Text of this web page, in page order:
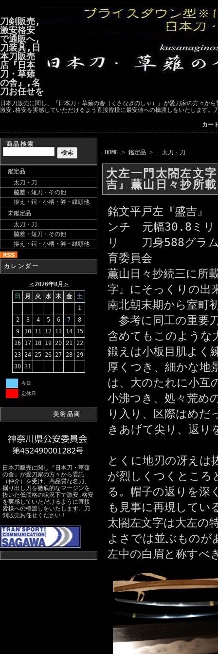
刀剣販売,
激安格安
で通販へ,
刀装具,日
本刀販売
店『日本
刀・草薙
の舎』,名
刀お任せを
日本刀販売に関し、『日本刀・草薙の舎（くさなぎのしゃ）』が愛刀家の方々か
激安,格安を実感していただけるよう直接皆様に最安値への橋渡しをいたします。
カー
商品検索
鑑定品
太刀・刀
脇差・短刀・その他
拵え・鍔・小柄・笄・縁頭他
未鑑定品
太刀・刀
脇差・短刀・その他
拵え・鍔・小柄・笄・縁頭他
カレンダー
＜2026年8月 ＞
日
月 火 水 木 金
土
1
2
3 4 5 6 7
8
9
10 11 12 13 14
15
16 17 18 19 20 21
22
23 24 25 26 27 28
29
30 31
今日
定休日
美術品商
日本刀販売に関し『日本刀・草薙
の舎』が愛刀家の方々から委託
（仲介）を受け、高品質な名刀、
掘り出し刀を徹底的なマージンを
抜いた低価格の状況下で激安,格安
を実感していただけるように直接
皆様への橋渡しをいたします。刀
剣販売お任せください！
HOME > 鑑定品 > 太刀・刀
大左一門太閤左文
吉』薫山日々抄所
銘文平戸左『盛
ンチ 元幅30.8ミ
リ 刀身588グラ
育委員会
薫山日々抄続三に所
字』にそっくりの出
南北朝末期から室町
参考に同工の重要
含めてもこのような
鍛えは小板目肌よく
厚くつき、細かな地
は、大のたれに小互
小沸つき、処々荒め
り入り、区際はめだ
きあげて尖り、返り
とくに地刃の冴えは
が烈しくつくところ
る。帽子の返りを深
も見事に再現してい
太閤左文字は大左の
よさでは並ぶものが
左中の白眉と称すべ